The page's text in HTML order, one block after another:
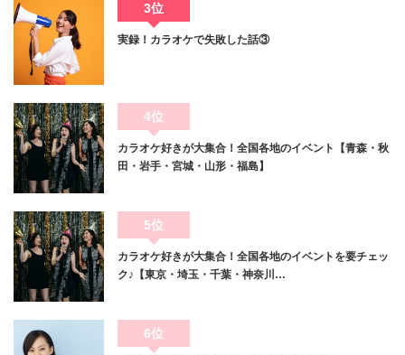
3位
実録！カラオケで失敗した話③
4位
カラオケ好きが大集合！全国各地のイベント【青森・秋
田・岩手・宮城・山形・福島】
5位
カラオケ好きが大集合！全国各地のイベントを要チェッ
ク♪【東京・埼玉・千葉・神奈川…
6位